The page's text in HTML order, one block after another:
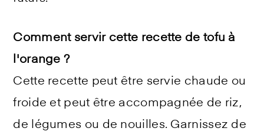
Comment servir cette recette de tofu à
l'orange ?
Cette recette peut être servie chaude ou
froide et peut être accompagnée de riz,
de légumes ou de nouilles. Garnissez de